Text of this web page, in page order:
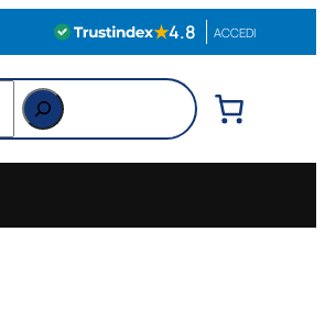
★4.8 ACCEDI